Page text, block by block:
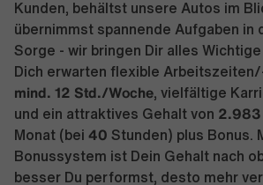
Kunden, behältst unsere Autos im
übernimmst spannende Aufgaben in
Sorge - wir bringen Dir alles
Dich erwarten flexible
mind. 12 Std./Woche , vielfältige
und ein attraktives Gehalt von
Monat (bei 40 Stunden) plus Bonus.
Bonussystem ist Dein Gehalt nach
besser Du performst, desto mehr